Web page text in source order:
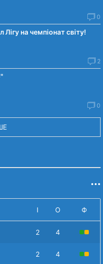
0
на чемпіонат світу!
2
0
І О Ф
2 4
2 4